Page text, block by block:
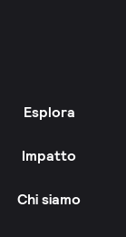
Esplora
Impatto
Chi siamo